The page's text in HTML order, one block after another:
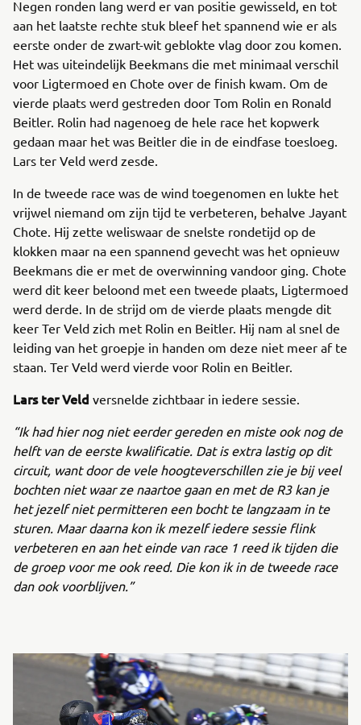
Negen ronden lang werd er van positie gewisseld, en tot
aan het laatste rechte stuk bleef het spannend wie er als
eerste onder de zwart-wit geblokte vlag door zou komen.
Het was uiteindelijk Beekmans die met minimaal verschil
voor Ligtermoed en Chote over de finish kwam. Om de
vierde plaats werd gestreden door Tom Rolin en Ronald
Beitler. Rolin had nagenoeg de hele race het kopwerk
gedaan maar het was Beitler die in de eindfase toesloeg.
Lars ter Veld werd zesde.
In de tweede race was de wind toegenomen en lukte het
vrijwel niemand om zijn tijd te verbeteren, behalve Jayant
Chote. Hij zette weliswaar de snelste rondetijd op de
klokken maar na een spannend gevecht was het opnieuw
Beekmans die er met de overwinning vandoor ging. Chote
werd dit keer beloond met een tweede plaats, Ligtermoed
werd derde. In de strijd om de vierde plaats mengde dit
keer Ter Veld zich met Rolin en Beitler. Hij nam al snel de
leiding van het groepje in handen om deze niet meer af te
staan. Ter Veld werd vierde voor Rolin en Beitler.
Lars ter Veld versnelde zichtbaar in iedere sessie.
“Ik had hier nog niet eerder gereden en miste ook nog de
helft van de eerste kwalificatie. Dat is extra lastig op dit
circuit, want door de vele hoogteverschillen zie je bij veel
bochten niet waar ze naartoe gaan en met de R3 kan je
het jezelf niet permitteren een bocht te langzaam in te
sturen. Maar daarna kon ik mezelf iedere sessie flink
verbeteren en aan het einde van race 1 reed ik tijden die
de groep voor me ook reed. Die kon ik in de tweede race
dan ook voorblijven.”